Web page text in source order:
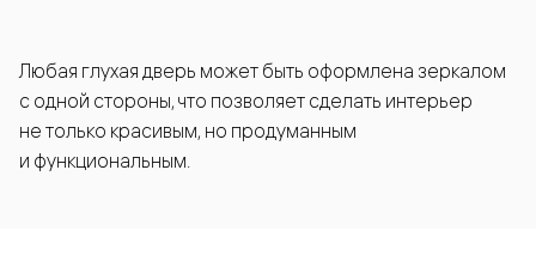
Любая глухая дверь может быть оформлена зеркалом
с одной стороны, что позволяет сделать интерьер
не только красивым, но продуманным
и функциональным.